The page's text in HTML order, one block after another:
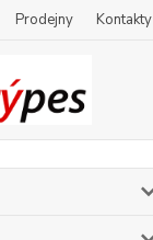
Prodejny Kontakty